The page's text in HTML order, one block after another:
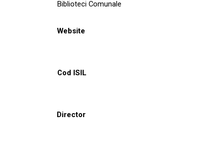
Biblioteci Comunale
Website
Cod ISIL
Director